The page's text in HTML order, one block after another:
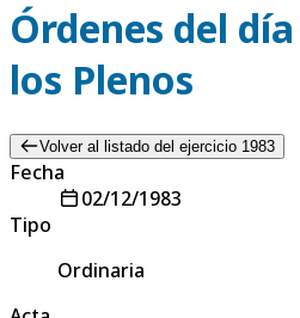
Órdenes del
los Plenos
Volver al listado del ejercicio 1983
Fecha
02/12/1983
Tipo
Ordinaria